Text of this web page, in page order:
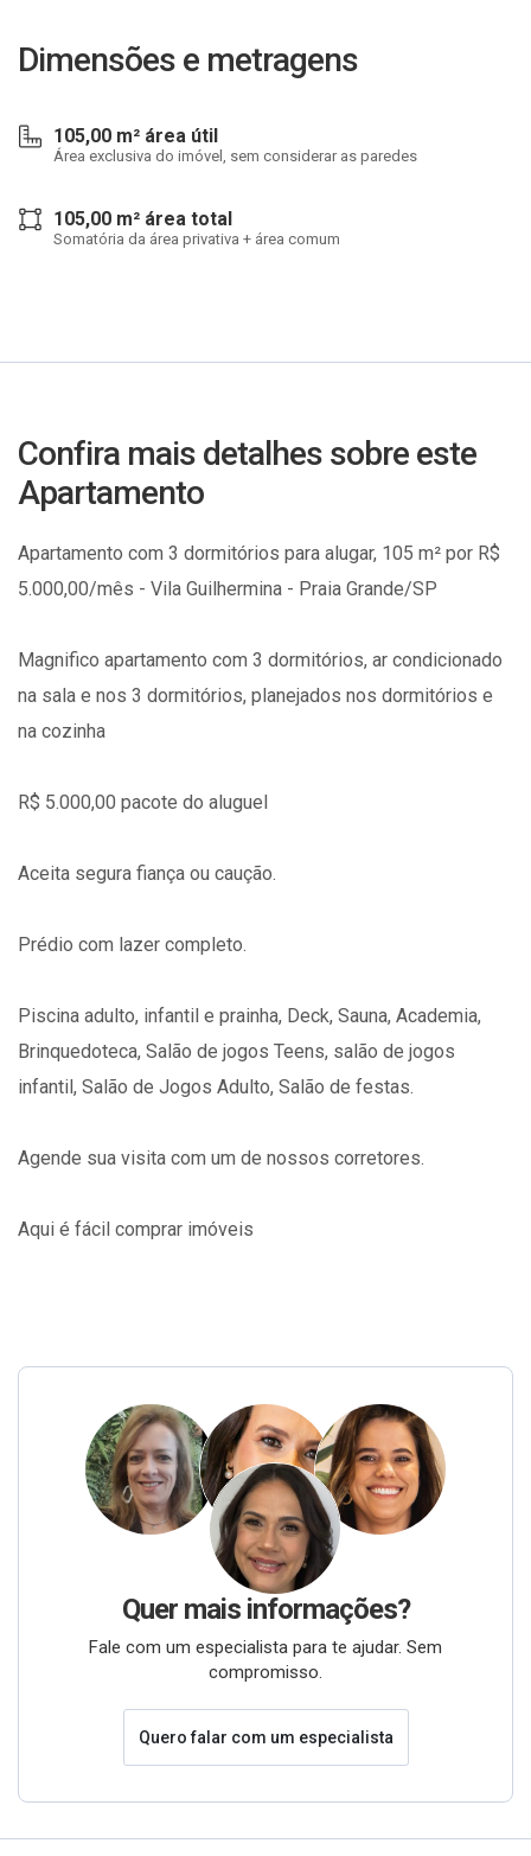
Dimensões e metragens
105,00 m² área útil
Área exclusiva do imóvel, sem considerar as paredes
105,00 m² área total
Somatória da área privativa + área comum
Confira mais detalhes sobre este
Apartamento
Apartamento com 3 dormitórios para alugar, 105 m² por R$
5.000,00/mês - Vila Guilhermina - Praia Grande/SP
Magnifico apartamento com 3 dormitórios, ar condicionado
na sala e nos 3 dormitórios, planejados nos dormitórios e
na cozinha
R$ 5.000,00 pacote do aluguel
Aceita segura fiança ou caução.
Prédio com lazer completo.
Piscina adulto, infantil e prainha, Deck, Sauna, Academia,
Brinquedoteca, Salão de jogos Teens, salão de jogos
infantil, Salão de Jogos Adulto, Salão de festas.
Agende sua visita com um de nossos corretores.
Aqui é fácil comprar imóveis
Quer mais informações?
Fale com um especialista para te ajudar. Sem
compromisso.
Quero falar com um especialista